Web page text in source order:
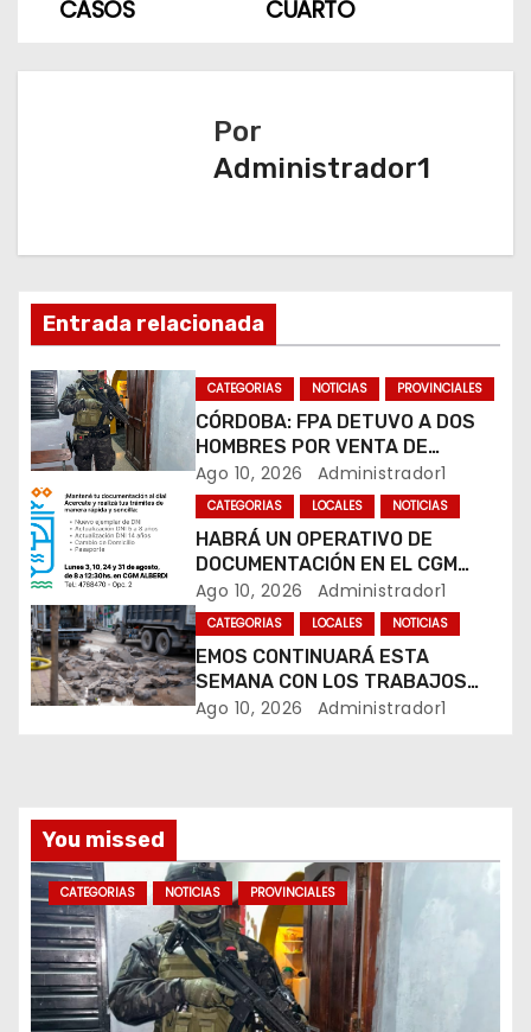
e
i
ó
n
d
e
e
n
t
r
a
a
s
CUARTO
CASOS
Por
Administrador1
Entrada relacionada
CATEGORIAS NOTICIAS PROVINCIALES
CÓRDOBA: FPA DETUVO A DOS
HOMBRES POR VENTA DE
DROGAS EN TRES BARRIOS DE
LA CAPITAL
Ago 10, 2026 Administrador1
CATEGORIAS LOCALES NOTICIAS
HABRÁ UN OPERATIVO DE
DOCUMENTACIÓN EN EL CGM
ALBERDI
Ago 10, 2026 Administrador1
CATEGORIAS LOCALES NOTICIAS
EMOS CONTINUARÁ ESTA
SEMANA CON LOS TRABAJOS
SOBRE CALLE ALVEAR
Ago 10, 2026 Administrador1
You missed
CATEGORIAS NOTICIAS PROVINCIALES